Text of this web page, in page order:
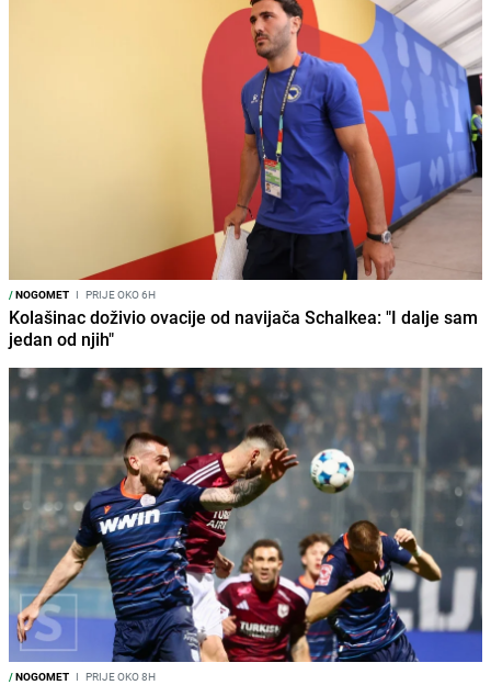
/NOGOMET I PRIJE OKO 6H
Kolašinac doživio ovacije od navijača Schalkea: "I dalje sam
jedan od njih"
/NOGOMET I PRIJE OKO 8H